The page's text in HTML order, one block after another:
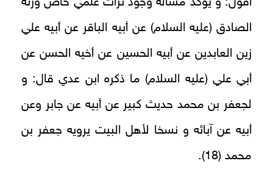
الصادق (عليه السلام) عن أبيه الباقر عن أبيه علي
زين العابدين عن أبيه الحسين عن أخيه الحسن عن
أبي علي (عليه السلام) ما ذكره ابن عدي قال: و
لجعفر بن محمد حديث كبير عن أبيه عن جابر وعن
أبيه عن آبائه و نسخا لأهل البيت يرويه جعفر بن
محمد (18).